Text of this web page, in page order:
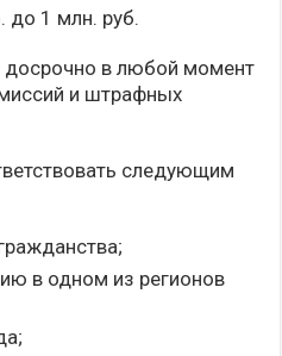
до 1 млн. руб.
досрочно в любой момент
и штрафных
следующим
в одном из регионов